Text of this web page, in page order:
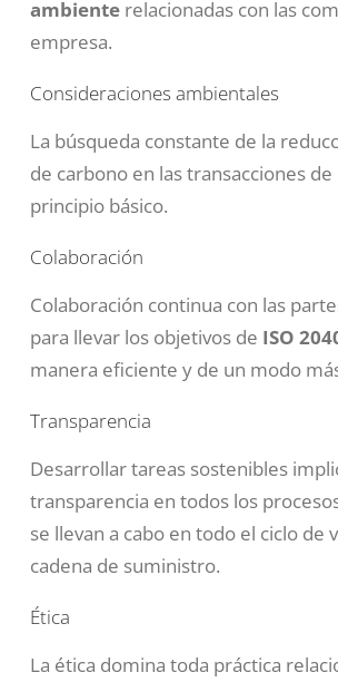
ambienterelacionadas con las
empresa.
Consideraciones ambientales
La búsqueda constante de la
de carbono en las transacciones
principio básico.
Colaboración
Colaboración continua con las
para llevar los objetivos de ISO
manera eficiente y de un modo
Transparencia
Desarrollar tareas sostenibles
transparencia en todos los
se llevan a cabo en todo el ciclo de
cadena de suministro.
Ética
La ética domina toda práctica